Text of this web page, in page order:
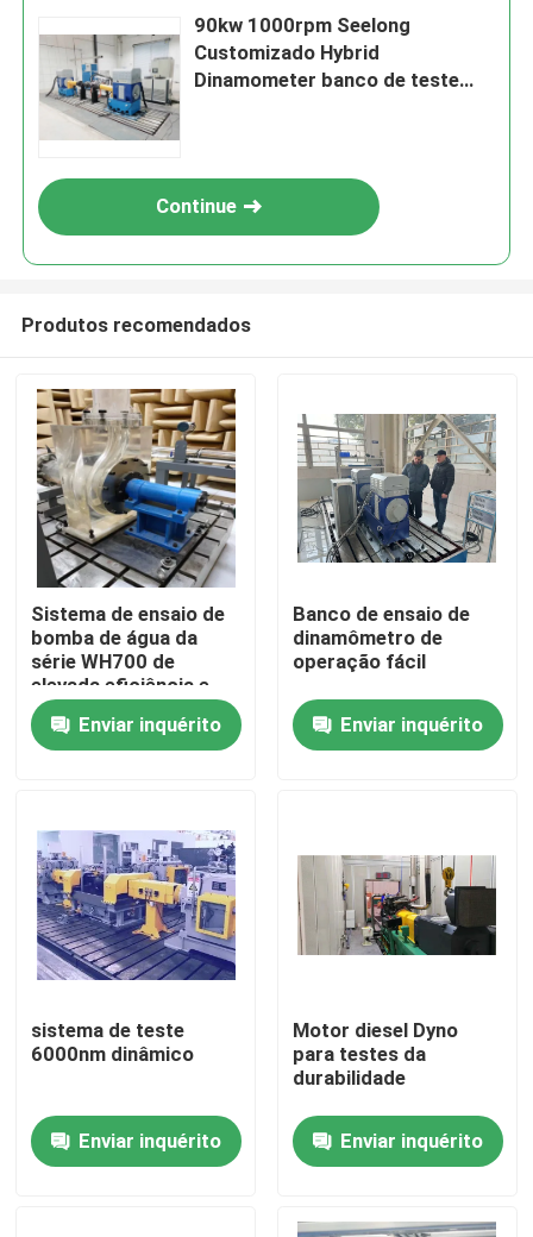
Início
Produtos
Sobre nós
Controle de Qualidade
Contacte-nos
Dinamômetro do torque
Dinamômetro de alta velocidade
90kw 1000rpm Seelong
Customizado Hybrid
Dinamometer banco de teste
Continue
Produtos recomendados
Sistema de ensaio de
bomba de água da
série WH700 de
elevada eficiência e
fácil utilização
Enviar inquérito
Banco de ensaio de
dinamômetro de
operação fácil
Enviar inquérito
sistema de teste
6000nm dinâmico
Enviar inquérito
Motor diesel Dyno
para testes da
durabilidade
Enviar inquérito